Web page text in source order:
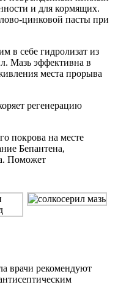
и для кормящих.
цинковой пасты при
в себе гидролизат из
Мазь эффективна в
места прорыва
регенерацию
покрова на месте
Бепантена,
Поможет
врачи рекомендуют